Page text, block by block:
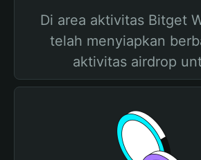
Di area aktivitas Bitget
telah menyiapkan
aktivitas airdrop